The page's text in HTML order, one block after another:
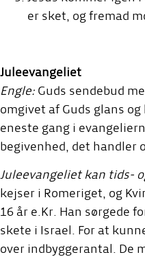
er sket, og fremad
Juleevangeliet
Engle:Guds sendebud
omgivet af Guds glans
eneste gang i
begivenhed, det handler
Juleevangeliet kan tids-
kejser i Romeriget, og
16 år e.Kr. Han sørgede
skete i Israel. For at
over indbyggerantal. De